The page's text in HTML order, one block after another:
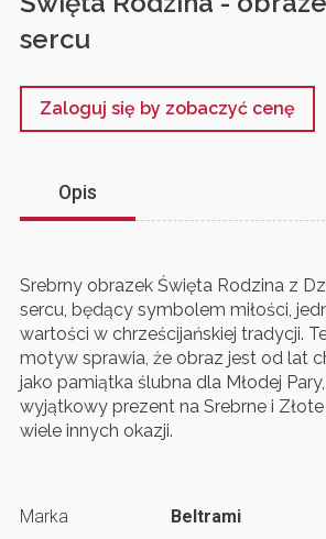
sercu
Zaloguj się by zobaczyć cenę
Opis
Srebrny obrazek Święta Rodzina z
sercu, będący symbolem miłości,
wartości w chrześcijańskiej tradycji.
motyw sprawia, że obraz jest od lat
jako pamiątka ślubna dla Młodej
wyjątkowy prezent na Srebrne i
wiele innych okazji.
Marka
Beltrami